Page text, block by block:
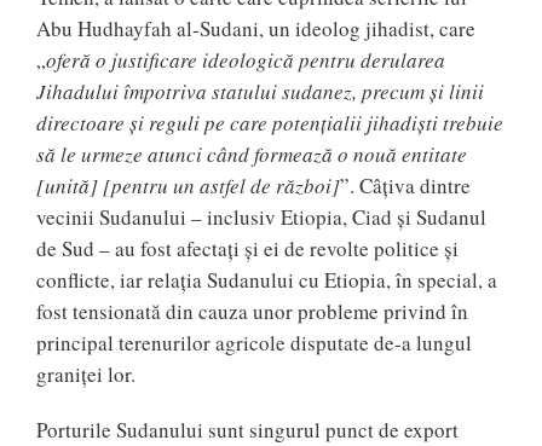
Abu Hudhayfah al-Sudani, un ideolog jihadist, care
„oferă o justificare ideologică pentru derularea
Jihadului împotriva statului sudanez, precum și linii
directoare și reguli pe care potențialii jihadiști trebuie
să le urmeze atunci când formează o nouă entitate
[unită] [pentru un astfel de război]”. Câțiva dintre
vecinii Sudanului – inclusiv Etiopia, Ciad și Sudanul
de Sud – au fost afectați și ei de revolte politice și
conflicte, iar relația Sudanului cu Etiopia, în special, a
fost tensionată din cauza unor probleme privind în
principal terenurilor agricole disputate de-a lungul
graniței lor.
Porturile Sudanului sunt singurul punct de export